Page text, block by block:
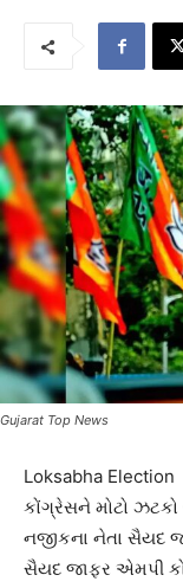
Gujarat Top News
Loksabha
કોંગ્રેસને મોટો
નજીકના નેતા સૈયદ
સૈયદ જાફર એમપી